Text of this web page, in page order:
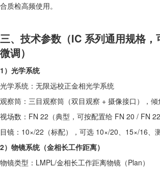
合质检高频使用。
三、技术参数（IC 系列通用规格
微调）
1）光学系统
光学系统：无限远校正金相光学系统
观察筒：三目观察筒（双目观察 + 摄像接口），倾
视场数：FN 22（典型，可按配置给 FN 20 / FN 22
目镜：10×/22（标配），可选 10×/20、15×/16、
2）物镜系统（金相长工作距离）
物镜类型：LMPL/金相长工作距离物镜（Plan）